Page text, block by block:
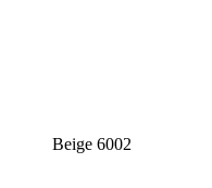
Beige 6002